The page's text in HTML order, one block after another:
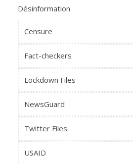
Désinformation
Censure
Fact-checkers
Lockdown Files
NewsGuard
Twitter Files
USAID